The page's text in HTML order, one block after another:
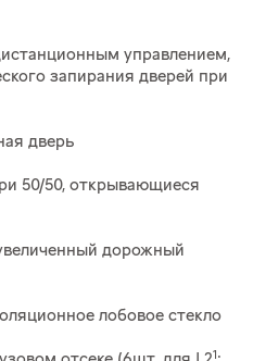
управлением,
запирания дверей при
дверь
50/50, открывающиеся
дорожный
лобовое стекло
1